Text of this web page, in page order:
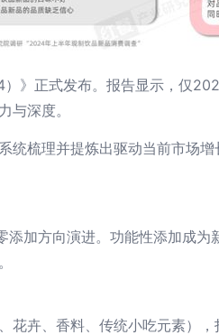
》正式发布。报告显示，仅
与深度。
统梳理并提炼出驱动当前市场
添加方向演进。功能性添加成
花卉、香料、传统小吃元素）